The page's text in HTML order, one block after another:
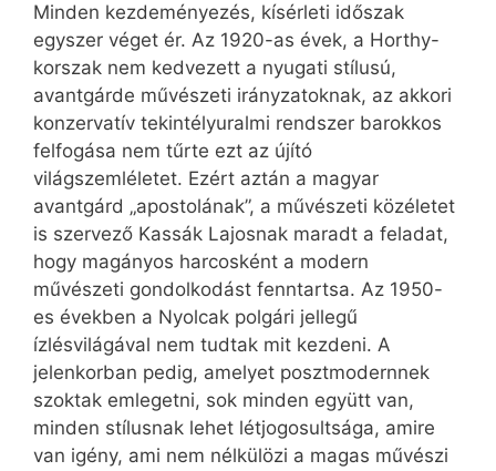
Minden kezdeményezés, kísérleti időszak
egyszer véget ér. Az 1920-as évek, a Horthy-
korszak nem kedvezett a nyugati stílusú,
avantgárde művészeti irányzatoknak, az akkori
konzervatív tekintélyuralmi rendszer barokkos
felfogása nem tűrte ezt az újító
világszemléletet. Ezért aztán a magyar
avantgárd „apostolának”, a művészeti közéletet
is szervező Kassák Lajosnak maradt a feladat,
hogy magányos harcosként a modern
művészeti gondolkodást fenntartsa. Az 1950-
es években a Nyolcak polgári jellegű
ízlésvilágával nem tudtak mit kezdeni. A
jelenkorban pedig, amelyet posztmodernnek
szoktak emlegetni, sok minden együtt van,
minden stílusnak lehet létjogosultsága, amire
van igény, ami nem nélkülözi a magas művészi